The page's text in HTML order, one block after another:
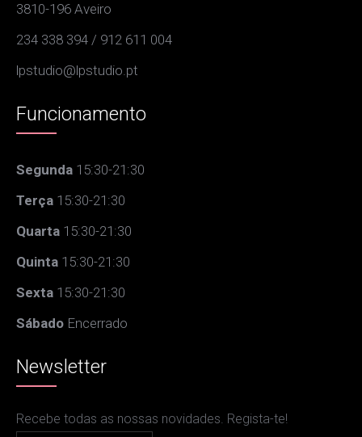
3810-196 Aveiro
234 338 394 / 912 611 004
lpstudio@lpstudio.pt
Funcionamento
Segunda 15:30-21:30
Terça 15:30-21:30
Quarta 15:30-21:30
Quinta 15:30-21:30
Sexta 15:30-21:30
Sábado Encerrado
Newsletter
Recebe todas as nossas novidades. Regista-te!